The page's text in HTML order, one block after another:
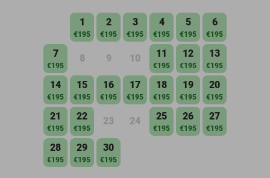
1
€195
2
€195
3
€195
4
€195
5
€195
6
€195
7
€195
8 9 10 11
€195
12
€195
13
€195
14
€195
15
€195
16
€195
17
€195
18
€195
19
€195
20
€195
21
€195
22
€195
23 24 25
€195
26
€195
27
€195
28
€195
29
€195
30
€195